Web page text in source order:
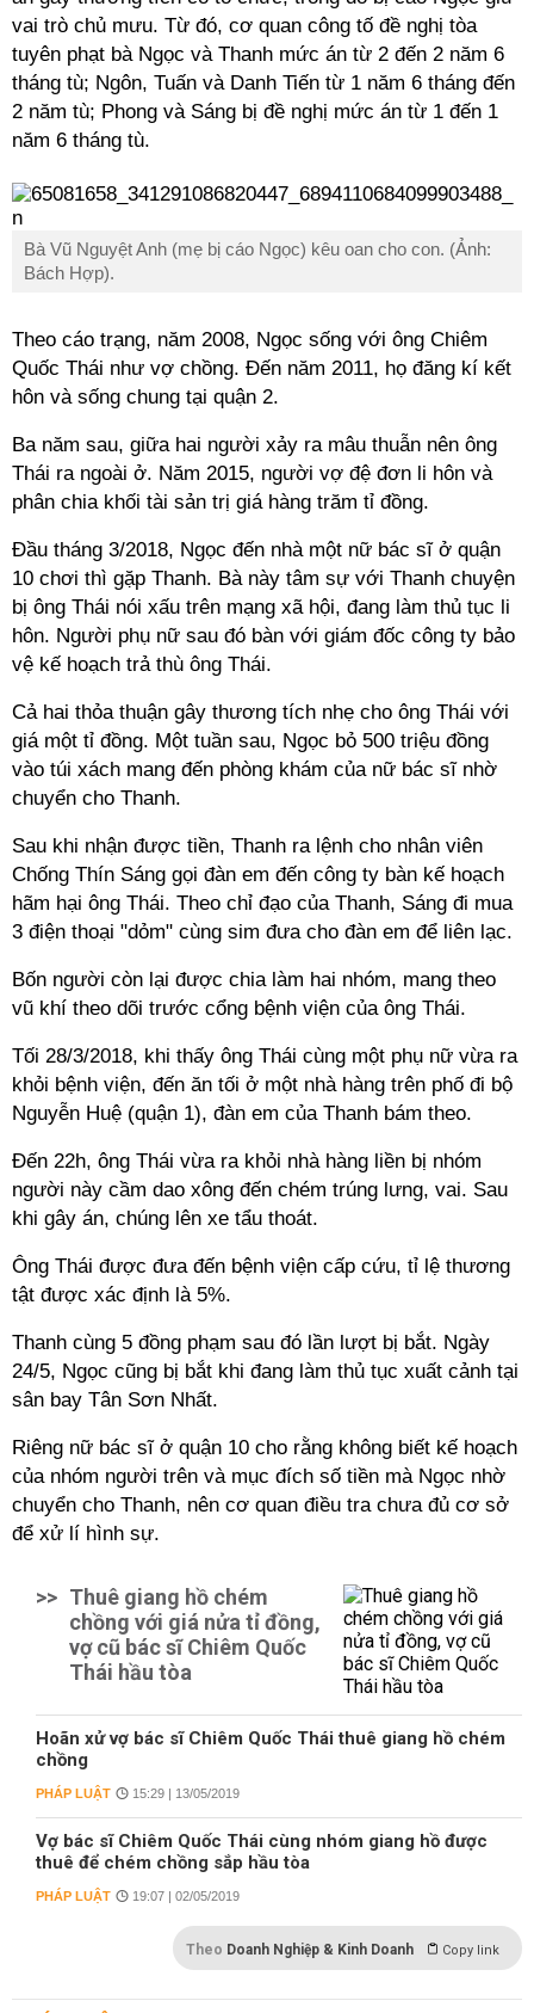
vai trò chủ mưu. Từ đó, cơ quan công tố đề nghị tòa
tuyên phạt bà Ngọc và Thanh mức án từ 2 đến 2 năm 6
tháng tù; Ngôn, Tuấn và Danh Tiến từ 1 năm 6 tháng đến
2 năm tù; Phong và Sáng bị đề nghị mức án từ 1 đến 1
năm 6 tháng tù.
Bà Vũ Nguyệt Anh (mẹ bị cáo Ngọc) kêu oan cho con. (Ảnh:
Bách Hợp).
Theo cáo trạng, năm 2008, Ngọc sống với ông Chiêm
Quốc Thái như vợ chồng. Đến năm 2011, họ đăng kí kết
hôn và sống chung tại quận 2.
Ba năm sau, giữa hai người xảy ra mâu thuẫn nên ông
Thái ra ngoài ở. Năm 2015, người vợ đệ đơn li hôn và
phân chia khối tài sản trị giá hàng trăm tỉ đồng.
Đầu tháng 3/2018, Ngọc đến nhà một nữ bác sĩ ở quận
10 chơi thì gặp Thanh. Bà này tâm sự với Thanh chuyện
bị ông Thái nói xấu trên mạng xã hội, đang làm thủ tục li
hôn. Người phụ nữ sau đó bàn với giám đốc công ty bảo
vệ kế hoạch trả thù ông Thái.
Cả hai thỏa thuận gây thương tích nhẹ cho ông Thái với
giá một tỉ đồng. Một tuần sau, Ngọc bỏ 500 triệu đồng
vào túi xách mang đến phòng khám của nữ bác sĩ nhờ
chuyển cho Thanh.
Sau khi nhận được tiền, Thanh ra lệnh cho nhân viên
Chống Thín Sáng gọi đàn em đến công ty bàn kế hoạch
hãm hại ông Thái. Theo chỉ đạo của Thanh, Sáng đi mua
3 điện thoại "dỏm" cùng sim đưa cho đàn em để liên lạc.
Bốn người còn lại được chia làm hai nhóm, mang theo
vũ khí theo dõi trước cổng bệnh viện của ông Thái.
Tối 28/3/2018, khi thấy ông Thái cùng một phụ nữ vừa ra
khỏi bệnh viện, đến ăn tối ở một nhà hàng trên phố đi bộ
Nguyễn Huệ (quận 1), đàn em của Thanh bám theo.
Đến 22h, ông Thái vừa ra khỏi nhà hàng liền bị nhóm
người này cầm dao xông đến chém trúng lưng, vai. Sau
khi gây án, chúng lên xe tẩu thoát.
Ông Thái được đưa đến bệnh viện cấp cứu, tỉ lệ thương
tật được xác định là 5%.
Thanh cùng 5 đồng phạm sau đó lần lượt bị bắt. Ngày
24/5, Ngọc cũng bị bắt khi đang làm thủ tục xuất cảnh tại
sân bay Tân Sơn Nhất.
Riêng nữ bác sĩ ở quận 10 cho rằng không biết kế hoạch
của nhóm người trên và mục đích số tiền mà Ngọc nhờ
chuyển cho Thanh, nên cơ quan điều tra chưa đủ cơ sở
để xử lí hình sự.
>> Thuê giang hồ chém
chồng với giá nửa tỉ đồng,
vợ cũ bác sĩ Chiêm Quốc
Thái hầu tòa
Hoãn xử vợ bác sĩ Chiêm Quốc Thái thuê giang hồ chém
chồng
PHÁP LUẬT 15:29 | 13/05/2019
Vợ bác sĩ Chiêm Quốc Thái cùng nhóm giang hồ được
thuê để chém chồng sắp hầu tòa
PHÁP LUẬT 19:07 | 02/05/2019
Theo Doanh Nghiệp & Kinh Doanh Copy link